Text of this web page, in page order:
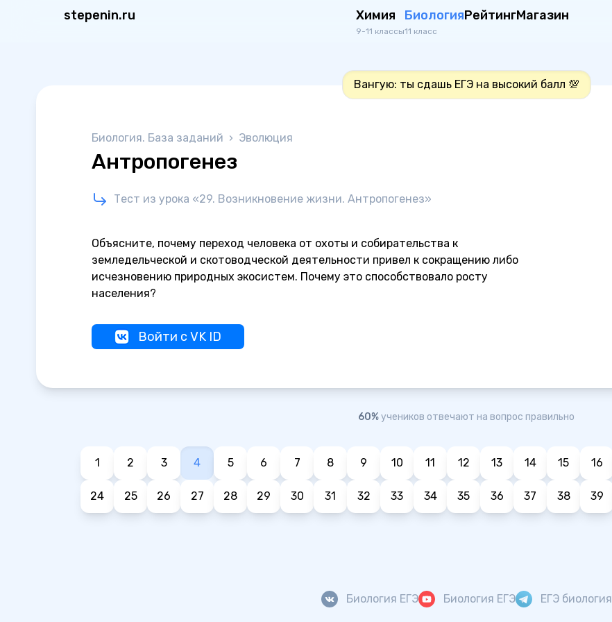
stepenin.ru Химия
9-11 классы
Биология
11 класс
РейтингМагазин
Вангую: ты сдашь ЕГЭ на высокий балл 💯
Биология. База заданий › Эволюция
Антропогенез
Тест из урока «29. Возникновение жизни. Антропогенез»
Объясните, почему переход человека от охоты и собирательства к
земледельческой и скотоводческой деятельности привел к сокращению либо
исчезновению природных экосистем. Почему это способствовало росту
населения?
Войти с VK ID
60%учеников отвечают на вопрос правильно
1 2 3 4 5 6 7 8 9 10 11 12 13 14 15 16
24 25 26 27 28 29 30 31 32 33 34 35 36 37 38 39
Биология ЕГЭ Биология ЕГЭ ЕГЭ биология